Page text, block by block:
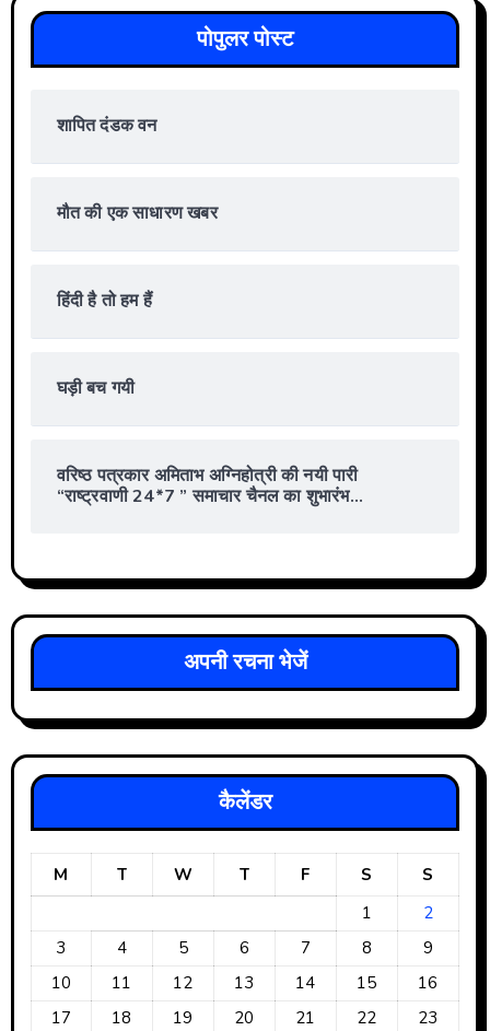
पोपुलर पोस्ट
शापित दंडक वन
मौत की एक साधारण खबर
हिंदी है तो हम हैं
घड़ी बच गयी
वरिष्ठ पत्रकार अमिताभ अग्निहोत्री की नयी पारी
“राष्ट्रवाणी 24*7 ” समाचार चैनल का शुभारंभ…
अपनी रचना भेजें
कैलेंडर
M T W T F S
S
1
2
3
4 5 6 7 8
9
10
11 12 13 14 15
16
17
18 19 20 21 22
23